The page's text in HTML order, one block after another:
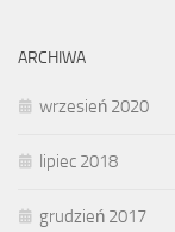
ARCHIWA
wrzesień 2020
lipiec 2018
grudzień 2017